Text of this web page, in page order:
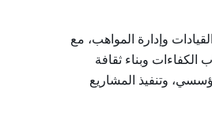
وإدارة المواهب، مع
وبناء ثقافة
وتنفيذ المشاريع